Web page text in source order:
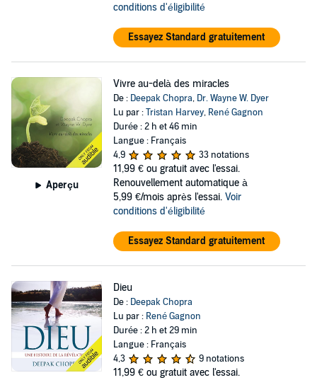
conditions d'éligibilité
Essayez Standard gratuitement
Aperçu
Vivre au-delà des miracles
De : Deepak Chopra, Dr. Wayne W. Dyer
Lu par :Tristan Harvey, René Gagnon
Durée : 2 h et 46 min
Langue : Français
4,9
33 notations
11,99 € ou gratuit avec l'essai.
Renouvellement automatique à
5,99 €/mois après l'essai. Voir
conditions d'éligibilité
Essayez Standard gratuitement
Dieu
De : Deepak Chopra
Lu par : René Gagnon
Durée : 2 h et 29 min
Langue : Français
4,3
9 notations
11,99 € ou gratuit avec l'essai.